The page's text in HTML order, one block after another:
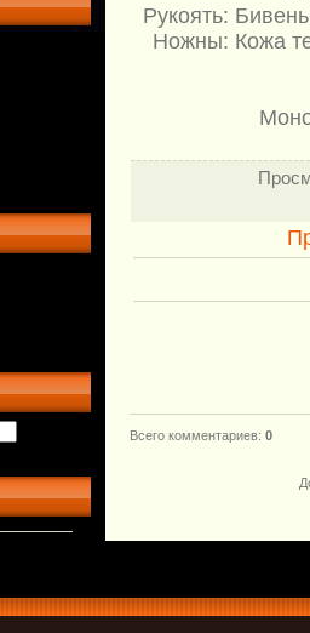
Рукоять:
Ножны: Кожа
Всего комментариев: 0